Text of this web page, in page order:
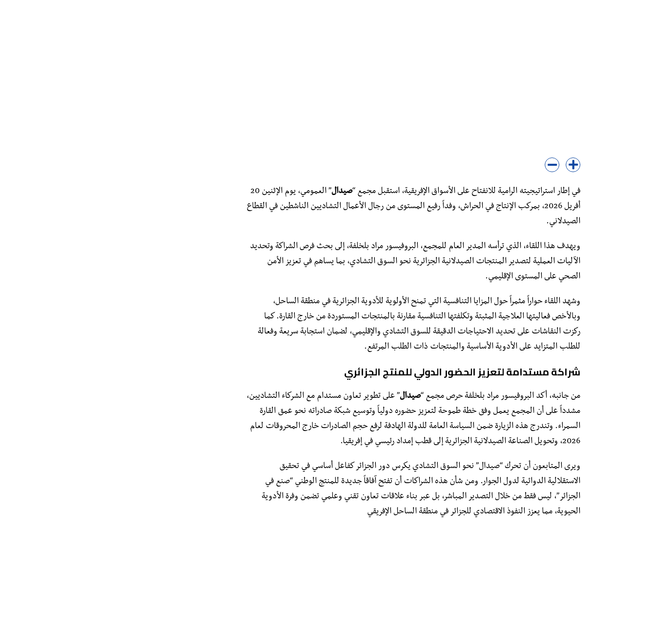
في إطار استراتيجيته الرامية للانفتاح على الأسواق الإفريقية، استقبل مجمع “صيدال
” العمومي، يوم الإثنين 20
أفريل 2026، بمركب الإنتاج في الحراش، وفداً رفيع المستوى من رجال الأعمال التشاديين الناشطين في القطاع
الصيدلاني.
ويهدف هذا اللقاء، الذي ترأسه المدير العام للمجمع، البروفيسور مراد بلخلفة، إلى بحث فرص الشراكة وتحديد
الآليات العملية لتصدير المنتجات الصيدلانية الجزائرية نحو السوق التشادي، بما يساهم في تعزيز الأمن
الصحي على المستوى الإقليمي.
​وشهد اللقاء حواراً مثمراً حول المزايا التنافسية التي تمنح الأولوية للأدوية الجزائرية في منطقة الساحل،
وبالأخص فعاليتها العلاجية المثبتة وتكلفتها التنافسية مقارنة بالمنتجات المستوردة من خارج القارة. كما
ركزت النقاشات على تحديد الاحتياجات الدقيقة للسوق التشادي والإقليمي، لضمان استجابة سريعة وفعالة
للطلب المتزايد على الأدوية الأساسية والمنتجات ذات الطلب المرتفع.
شراكة مستدامة لتعزيز الحضور الدولي للمنتج الجزائري
​من جانبه، أكد البروفيسور مراد بلخلفة حرص مجمع “صيدال” على تطوير تعاون مستدام مع الشركاء التشاديين،
مشدداً على أن المجمع يعمل وفق خطة طموحة لتعزيز حضوره دولياً وتوسيع شبكة صادراته نحو عمق القارة
السمراء. وتندرج هذه الزيارة ضمن السياسة العامة للدولة الهادفة لرفع حجم الصادرات خارج المحروقات لعام
2026، وتحويل الصناعة الصيدلانية الجزائرية إلى قطب إمداد رئيسي في إفريقيا.
​ويرى المتابعون أن تحرك “صيدال” نحو السوق التشادي يكرس دور الجزائر كفاعل أساسي في تحقيق
الاستقلالية الدوائية لدول الجوار. ومن شأن هذه الشراكات أن تفتح آفاقاً جديدة للمنتج الوطني “صنع في
الجزائر”، ليس فقط من خلال التصدير المباشر، بل عبر بناء علاقات تعاون تقني وعلمي تضمن وفرة الأدوية
الحيوية، مما يعزز النفوذ الاقتصادي للجزائر في منطقة الساحل الإفريقي